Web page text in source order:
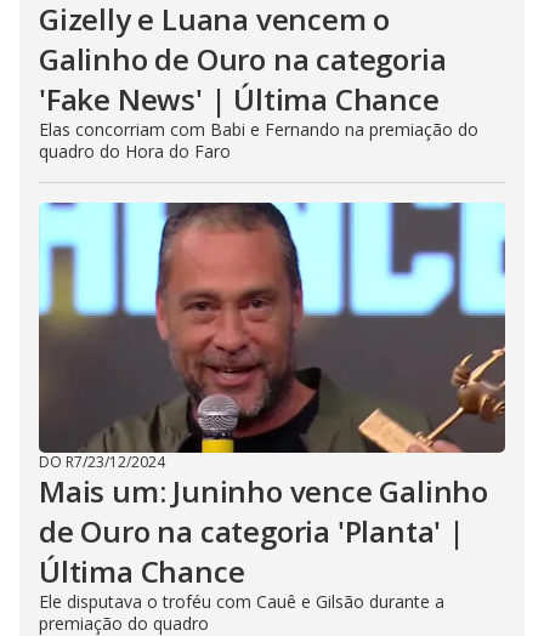
Gizelly e Luana vencem o
Galinho de Ouro na categoria
'Fake News' | Última Chance
Elas concorriam com Babi e Fernando na premiação do
quadro do Hora do Faro
DO R7/23/12/2024
Mais um: Juninho vence Galinho
de Ouro na categoria 'Planta' |
Última Chance
Ele disputava o troféu com Cauê e Gilsão durante a
premiação do quadro